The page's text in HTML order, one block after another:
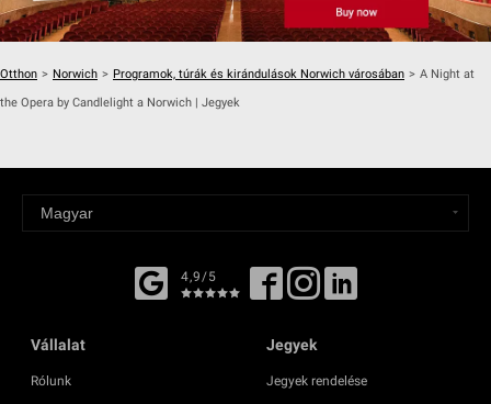
Otthon > Norwich > Programok, túrák és kirándulások Norwich városában > A Night at
the Opera by Candlelight a Norwich | Jegyek
4,9/5
Vállalat
Rólunk
Jegyek
Jegyek rendelése